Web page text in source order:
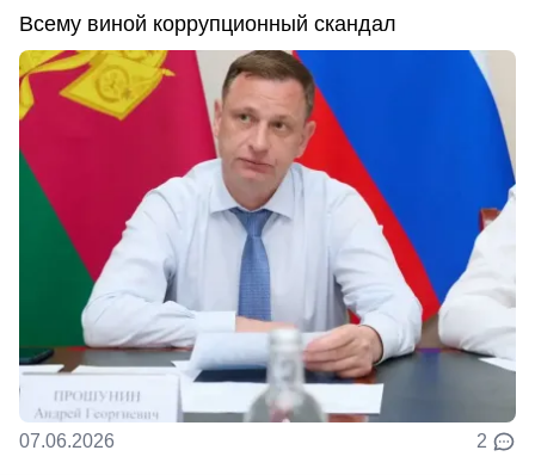
Всему виной коррупционный скандал
07.06.2026 2